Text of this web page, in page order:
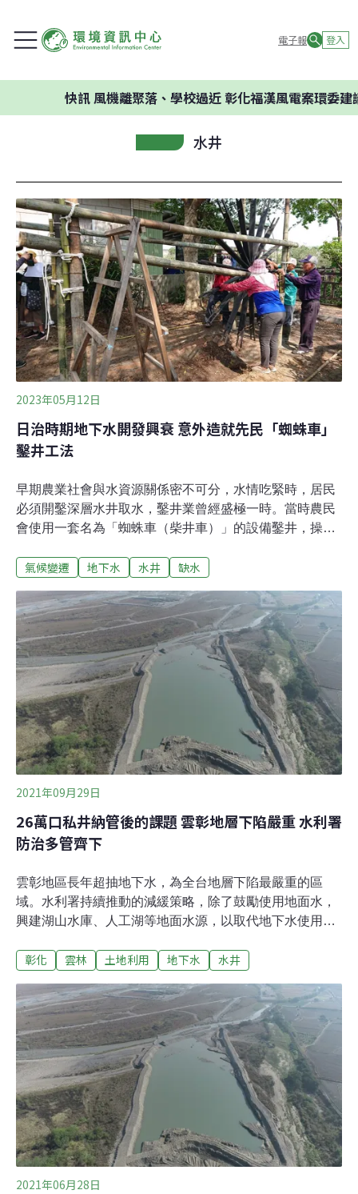
電子報 登入
風機離聚落、學校過近 彰化福漢風電案環委建議不應開
水井
2023年05月12日
日治時期地下水開發興衰 意外造就先民「蜘蛛車」
鑿井工法
早期農業社會與水資源關係密不可分，水情吃緊時，居民
必須開鑿深層水井取水，鑿井業曾經盛極一時。當時農民
會使用一套名為「蜘蛛車（柴井車）」的設備鑿井，操作
新調查指向，可能是從日本傳入，經過台灣精簡改造才逐
台灣史研究所副研究員顧雅文長期投入水文化研究，他分
享研究成果指出，早期中南部地區因缺水難以發展農業，
即便嘉南大圳通水，仍有不少位在「水尾」的地方必須鑿
井取水，水井產業一度興盛。顧雅文指出，台灣人曾研發
出一套簡易、成本低廉的鑿井設備，俗稱「柴井車」或
「蜘蛛車」。外型像一個架高摩天輪，多為竹製或木製，
輪子外圍纏繞著細長的竹索，竹索末端垂下一個沉重鐵
管。鑿井工程需要八到十名人力，工人會站在井架上用人
力踩動輪框、收放竹索，帶動鐵管上下衝擊地面，反覆多
次就能慢慢鑿出一個洞。鑿地的鐵管更是暗藏玄機，顧雅
文
氣候變遷 地下水 水井 缺水
2021年09月29日
26萬口私井納管後的課題 雲彰地層下陷嚴重 水利署
防治多管齊下
雲彰地區長年超抽地下水，為全台地層下陷最嚴重的區
域。水利署持續推動的減緩策略，除了鼓勵使用地面水，
興建湖山水庫、人工湖等地面水源，以取代地下水使用，
是，近幾年的補注量遠遠趕不上超抽量，水利署表示，
地區的公有水井，26萬口私井納管後，抽取量應能夠即時
監測；針對用水量最大的農業灌溉水井，則由農糧署持續
輔導農民轉作耐旱作物。雲彰顯著下陷面積佔全台99% 水
利署防治策略多管齊下 因長年超抽地下水，雲彰地區為全
台地層下陷最嚴重的區域，遇到颱風暴雨總是淹水成災。
近年來氣候變遷使極端降雨頻率增加，連續性致災豪雨來
襲，不得不重視地層下陷區域的水資源管理課題。儘管政
府持續推動「雲彰地區地層下陷具體解決方案暨行動計
畫」（簡稱雲彰行動計畫），雲彰地區地層下陷仍相當嚴
重。根據水利署統計，全台每年地層下陷速率超過3公
彰化 雲林 土地利用 地下水 水井
2021年06月28日